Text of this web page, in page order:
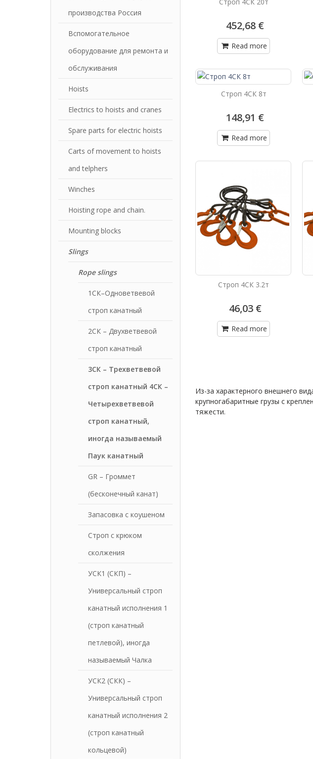
производства Россия
Вспомогательное
оборудование для ремонта и
обслуживания
Hoists
Electrics to hoists and cranes
Spare parts for electric hoists
Carts of movement to hoists
and telphers
Winches
Hoisting rope and chain.
Mounting blocks
Slings
Rope slings
1СК–Одноветвевой
строп канатный
2СК – Двухветвевой
строп канатный
3СК – Трехветвевой
строп канатный 4СК –
Четырехветвевой
строп канатный,
иногда называемый
Паук канатный
GR – Громмет
(бесконечный канат)
Запасовка с коушеном
Строп с крюком
сколжения
УСК1 (СКП) –
Универсальный строп
канатный исполнения 1
(строп канатный
петлевой), иногда
называемый Чалка
УСК2 (СКК) –
Универсальный строп
канатный исполнения 2
(строп канатный
кольцевой)
452,68 €
Read more
Строп 4СК 8т
148,91 €
Read more
Строп 4СК 3.2т
46,03 €
Read more
Из-за характерного внешнего
крупногабаритные грузы с
тяжести.